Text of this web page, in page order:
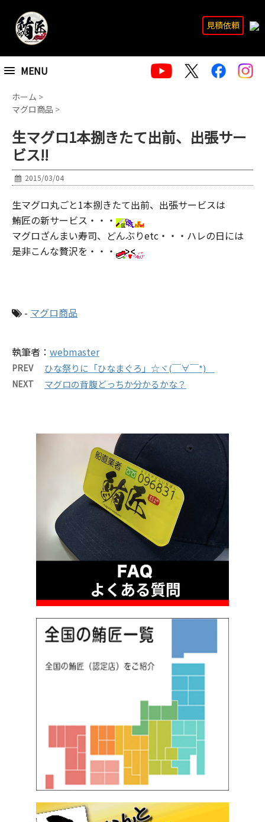
MENU
見積依頼
ホーム >
マグロ商品 >
生マグロ1本捌きたて出前、出張サー
ビス!!
2015/03/04
生マグロ丸ごと1本捌きたて出前、出張サービスは
鮪匠の新サービス・・・
マグロざんまい寿司、どんぶりetc・・・ハレの日には
是非こんな贅沢を・・・
- マグロ商品
執筆者： webmaster
PREV ひな祭りに「ひなまぐろ」☆ヾ(￣∀￣*)
NEXT マグロの背腹どっちか分かるかな？